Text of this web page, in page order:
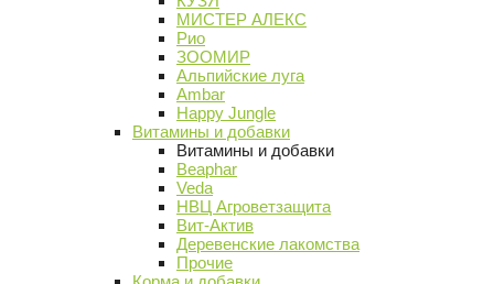
МИСТЕР АЛЕКС
Рио
ЗООМИР
Альпийские луга
Ambar
Happy Jungle
Витамины и добавки
Витамины и добавки
Beaphar
Veda
НВЦ Агроветзащита
Вит-Актив
Деревенские лакомства
Прочие